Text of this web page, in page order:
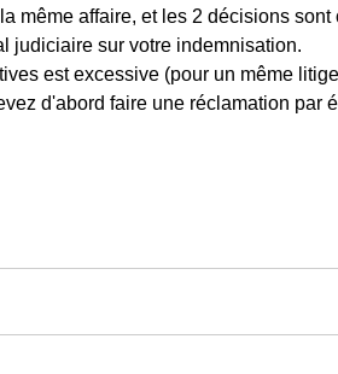
même affaire, et les 2 décisions sont
judiciaire sur votre indemnisation.
est excessive (pour un même
d'abord faire une réclamation par